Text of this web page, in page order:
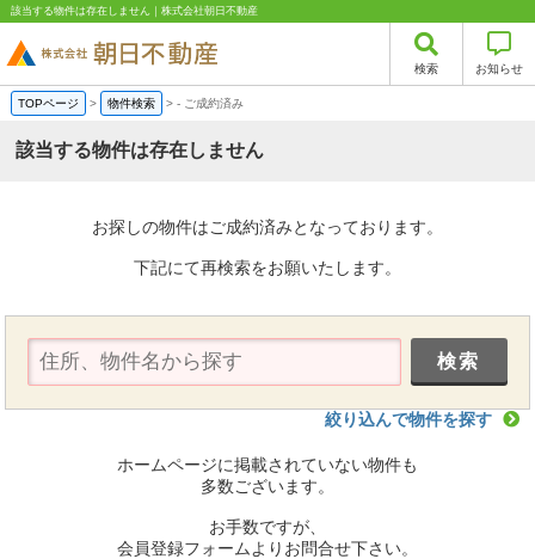
該当する物件は存在しません｜株式会社朝日不動産
検索 お知らせ
TOPページ > 物件検索 >- ご成約済み
該当する物件は存在しません
お探しの物件はご成約済みとなっております。
下記にて再検索をお願いたします。
絞り込んで物件を探す
ホームページに掲載されていない物件も
多数ございます。
お手数ですが、
会員登録フォームよりお問合せ下さい。